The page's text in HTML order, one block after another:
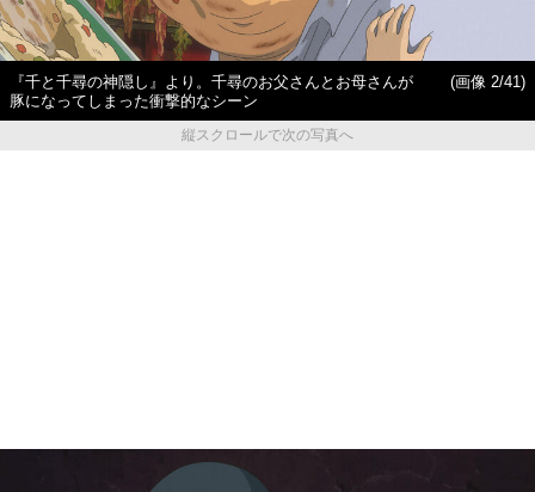
『千と千尋の神隠し』より。千尋のお父さんとお母さんが
豚になってしまった衝撃的なシーン
(画像 2/41)
縦スクロールで次の写真へ